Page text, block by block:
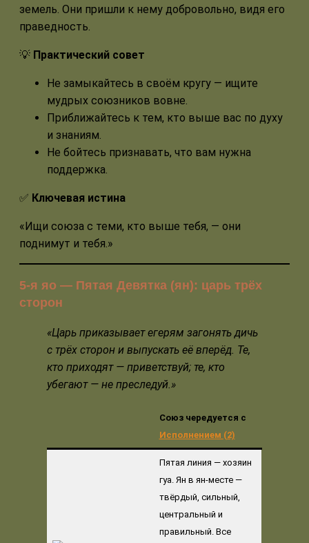
земель. Они пришли к нему добровольно, видя его
праведность.
💡 Практический совет
Не замыкайтесь в своём кругу — ищите
мудрых союзников вовне.
Приближайтесь к тем, кто выше вас по духу
и знаниям.
Не бойтесь признавать, что вам нужна
поддержка.
✅ Ключевая истина
«Ищи союза с теми, кто выше тебя, — они
поднимут и тебя.»
5-я яо — Пятая Девятка (ян): царь трёх
сторон
«Царь приказывает егерям загонять дичь
с трёх сторон и выпускать её вперёд. Те,
кто приходят — приветствуй; те, кто
убегают — не преследуй.»
Союз чередуется с
Исполнением (2)
Пятая линия — хозяин
гуа. Ян в ян-месте —
твёрдый, сильный,
центральный и
правильный. Все